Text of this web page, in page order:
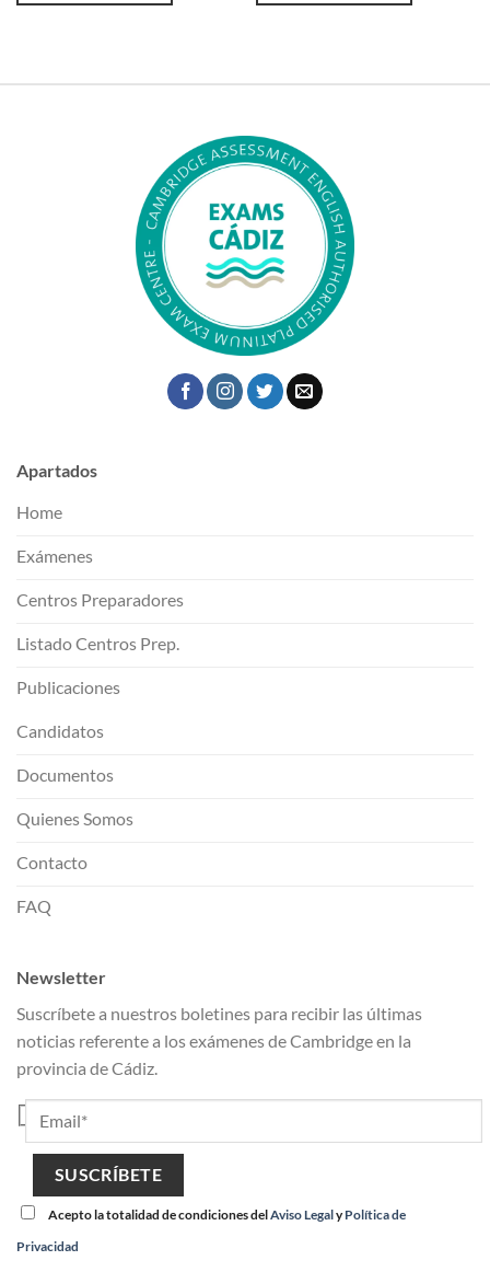
Apartados
Home
Exámenes
Centros Preparadores
Listado Centros Prep.
Publicaciones
Candidatos
Documentos
Quienes Somos
Contacto
FAQ
Newsletter
Suscríbete a nuestros boletines para recibir las últimas
noticias referente a los exámenes de Cambridge en la
provincia de Cádiz.
Acepto la totalidad de condiciones delAviso LegalyPolítica de
Privacidad